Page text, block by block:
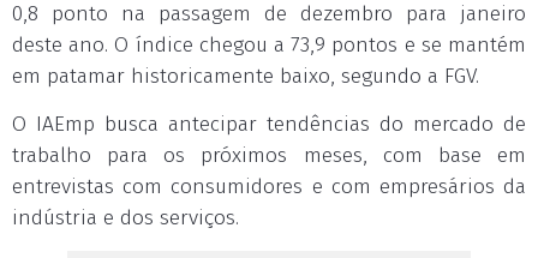
0,8 ponto na passagem de dezembro para janeiro
deste ano. O índice chegou a 73,9 pontos e se mantém
em patamar historicamente baixo, segundo a FGV.
O IAEmp busca antecipar tendências do mercado de
trabalho para os próximos meses, com base em
entrevistas com consumidores e com empresários da
indústria e dos serviços.